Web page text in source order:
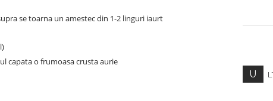
se toarna un amestec din 1-2 linguri iaurt
capata o frumoasa crusta aurie
U